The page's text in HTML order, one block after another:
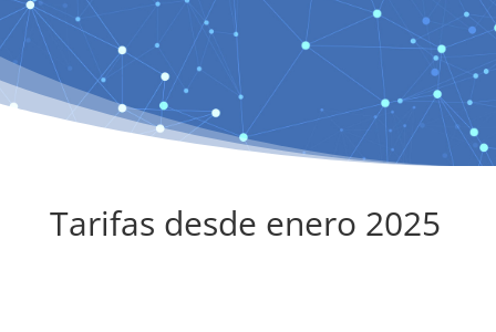
Tarifas desde enero 2025